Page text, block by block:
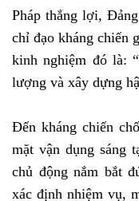
Pháp thắng lợi,
chỉ đạo kháng chiến
kinh nghiệm đó là:
lượng và xây dựng
Đến kháng chiến
mặt vận dụng sáng
chủ động nắm bắt
xác định nhiệm vụ,